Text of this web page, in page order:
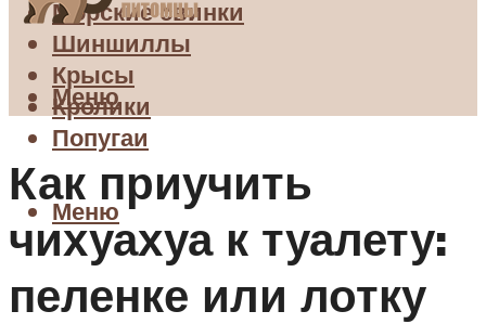
Морские свинки
Шиншиллы
Крысы
Кролики
Попугаи
Меню
Меню
Как приучить
чихуахуа к туалету:
пеленке или лотку